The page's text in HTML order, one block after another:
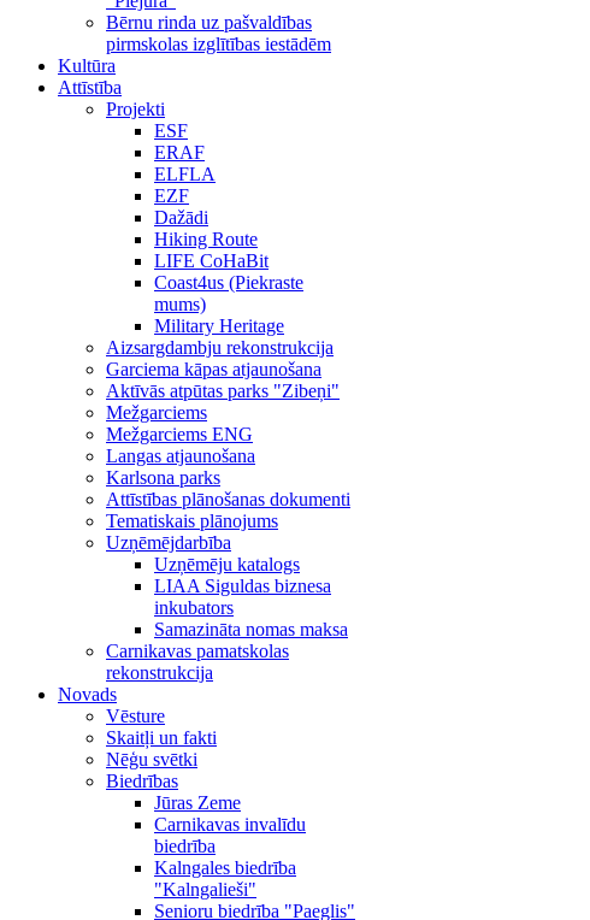
Bērnu rinda uz pašvaldības
pirmskolas izglītības iestādēm
Kultūra
Attīstība
Projekti
ESF
ERAF
ELFLA
EZF
Dažādi
Hiking Route
LIFE CoHaBit
Coast4us (Piekraste
mums)
Military Heritage
Aizsargdambju rekonstrukcija
Garciema kāpas atjaunošana
Aktīvās atpūtas parks "Zibeņi"
Mežgarciems
Mežgarciems ENG
Langas atjaunošana
Karlsona parks
Attīstības plānošanas dokumenti
Tematiskais plānojums
Uzņēmējdarbība
Uzņēmēju katalogs
LIAA Siguldas biznesa
inkubators
Samazināta nomas maksa
Carnikavas pamatskolas
rekonstrukcija
Novads
Vēsture
Skaitļi un fakti
Nēģu svētki
Biedrības
Jūras Zeme
Carnikavas invalīdu
biedrība
Kalngales biedrība
"Kalngalieši"
Senioru biedrība "Paeglis"